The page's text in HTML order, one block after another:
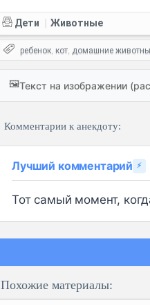
Дети Животные
ребенок, кот, домашние
🖼️Текст на изображении
Комментарии к анекдоту:
Лучший комментарий ⚡
Тот самый момент,
Похожие материалы: